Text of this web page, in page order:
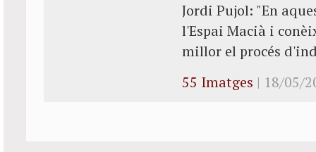
Jordi Pujol: "En
l'Espai Macià i
millor el procés
55 Imatges | 18/05/